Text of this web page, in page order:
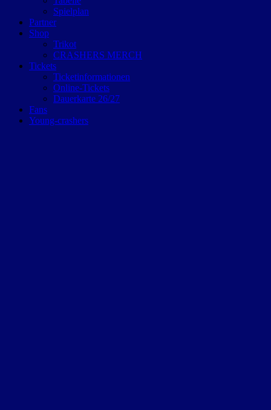
Spielplan
Partner
Shop
Trikot
CRASHERS MERCH
Tickets
Ticketinformationen
Online-Tickets
Dauerkarte 26/27
Fans
Young-crashers